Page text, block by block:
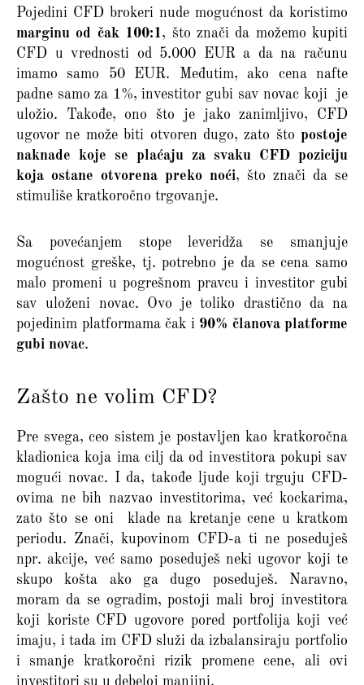
Pojedini CFD brokeri nude mogućnost da koristimo
marginu od čak 100:1, što znači da možemo kupiti
CFD u vrednosti od 5.000 EUR a da na računu
imamo samo 50 EUR. Međutim, ako cena nafte
padne samo za 1%, investitor gubi sav novac koji je
uložio. Takođe, ono što je jako zanimljivo, CFD
ugovor ne može biti otvoren dugo, zato što postoje
naknade koje se plaćaju za svaku CFD poziciju
koja ostane otvorena preko noći, što znači da se
stimuliše kratkoročno trgovanje.
Sa povećanjem stope leveridža se smanjuje
mogućnost greške, tj. potrebno je da se cena samo
malo promeni u pogrešnom pravcu i investitor gubi
sav uloženi novac. Ovo je toliko drastično da na
pojedinim platformama čak i 90% članova platforme
gubi novac.
Zašto ne volim CFD?
Pre svega, ceo sistem je postavljen kao kratkoročna
kladionica koja ima cilj da od investitora pokupi sav
mogući novac. I da, takođe ljude koji trguju CFD-
ovima ne bih nazvao investitorima, već kockarima,
zato što se oni klade na kretanje cene u kratkom
periodu. Znači, kupovinom CFD-a ti ne poseduješ
npr. akcije, već samo poseduješ neki ugovor koji te
skupo košta ako ga dugo poseduješ. Naravno,
moram da se ogradim, postoji mali broj investitora
koji koriste CFD ugovore pored portfolija koji već
imaju, i tada im CFD služi da izbalansiraju portfolio
i smanje kratkoročni rizik promene cene, ali ovi
investitori su u debeloj manjini.